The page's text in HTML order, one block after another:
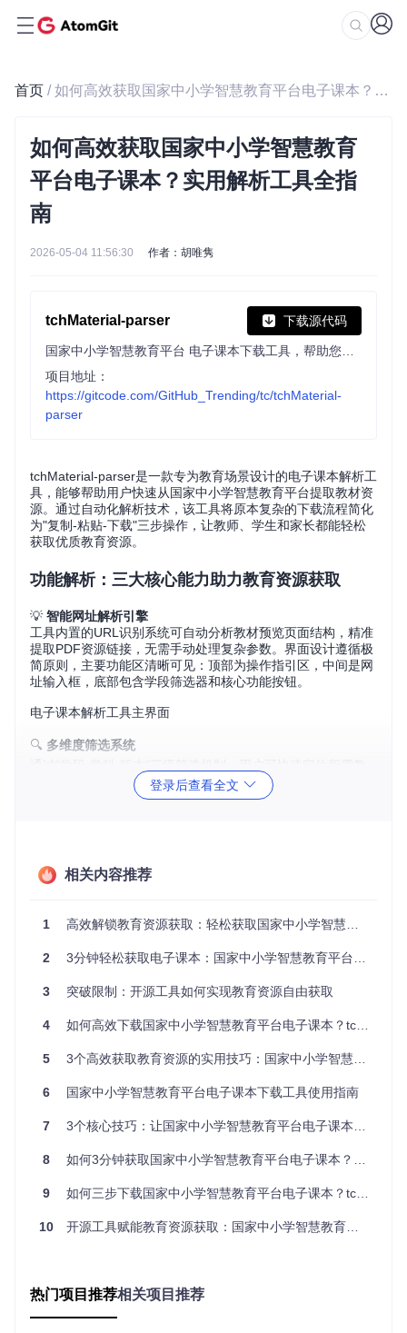
首页 / 如何高效获取国家中小学智慧教育平台电子课本？实用解析工具全指南
如何高效获取国家中小学智慧教育
平台电子课本？实用解析工具全指
南
2026-05-04 11:56:30 作者：胡唯隽
tchMaterial-parser 下载源代码
项目地址：
https://gitcode.com/GitHub_Trending/tc/tchMaterial-
parser
tchMaterial-parser是一款专为教育场景设计的电子课本解析工
具，能够帮助用户快速从国家中小学智慧教育平台提取教材资
源。通过自动化解析技术，该工具将原本复杂的下载流程简化
为"复制-粘贴-下载"三步操作，让教师、学生和家长都能轻松
获取优质教育资源。
功能解析：三大核心能力助力教育资源获取
💡 智能网址解析引擎
工具内置的URL识别系统可自动分析教材预览页面结构，精准
提取PDF资源链接，无需手动处理复杂参数。界面设计遵循极
简原则，主要功能区清晰可见：顶部为操作指引区，中间是网
址输入框，底部包含学段筛选器和核心功能按钮。
电子课本解析工具主界面
🔍 多维度筛选系统
材。下拉菜单包含从小学到高中的全学段选项，覆盖各主要学
科及主流教材版本，确保资源获取的精准性。
作。
三步完成电子课本下载：从安装到使用的极简流
git clone
自动加载。
第三步：执行下载操作
在国家中小学智慧教育平台找到目标教材预览页
复制完整URL到工具输入框
点击"下载"按钮完成操作
乡村教师的资源整合方案
登录后查看全文
相关内容推荐
1 高效解锁教育资源获取：轻松获取国家中小学智慧教育平台电子课本指南
2 3分钟轻松获取电子课本：国家中小学智慧教育平台下载工具使用指南
3 突破限制：开源工具如何实现教育资源自由获取
4 如何高效下载国家中小学智慧教育平台电子课本？tchMaterial-parser工具全解析
5 3个高效获取教育资源的实用技巧：国家中小学智慧教育平台电子课本解析工具全攻略
6 国家中小学智慧教育平台电子课本下载工具使用指南
7 3个核心技巧：让国家中小学智慧教育平台电子课本解析工具成为你的资源管理利器
8 如何3分钟获取国家中小学智慧教育平台电子课本？高效下载工具全攻略
9 如何三步下载国家中小学智慧教育平台电子课本？tchMaterial-parser工具使用指南
10 开源工具赋能教育资源获取：国家中小学智慧教育平台电子课本解析方案
热门项目推荐相关项目推荐